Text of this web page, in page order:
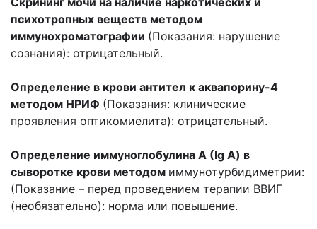
психотропных веществ методом
иммунохроматографии (Показания: нарушение
сознания): отрицательный.
Определение в крови антител к аквапорину-4
методом НРИФ (Показания: клинические
проявления оптикомиелита): отрицательный.
Определение иммуноглобулина А (Ig A) в
сыворотке крови методом иммунотурбидиметрии:
(Показание – перед проведением терапии ВВИГ
(необязательно): норма или повышение.